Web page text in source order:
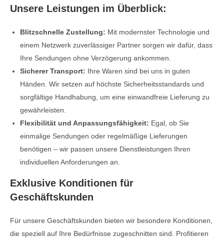
Unsere Leistungen im Überblick:
Blitzschnelle Zustellung: Mit modernster Technologie und
einem Netzwerk zuverlässiger Partner sorgen wir dafür, dass
Ihre Sendungen ohne Verzögerung ankommen.
Sicherer Transport: Ihre Waren sind bei uns in guten
Händen. Wir setzen auf höchste Sicherheitsstandards und
sorgfältige Handhabung, um eine einwandfreie Lieferung zu
gewährleisten.
Flexibilität und Anpassungsfähigkeit: Egal, ob Sie
einmalige Sendungen oder regelmäßige Lieferungen
benötigen – wir passen unsere Dienstleistungen Ihren
individuellen Anforderungen an.
Exklusive Konditionen für
Geschäftskunden
Für unsere Geschäftskunden bieten wir besondere Konditionen,
die speziell auf Ihre Bedürfnisse zugeschnitten sind. Profitieren